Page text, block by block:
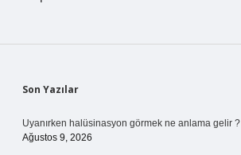
Sidebar
Son Yazılar
Uyanırken halüsinasyon görmek ne anlama gelir ?
Ağustos 9, 2026